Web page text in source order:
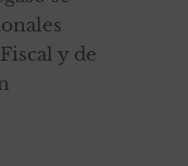
y de